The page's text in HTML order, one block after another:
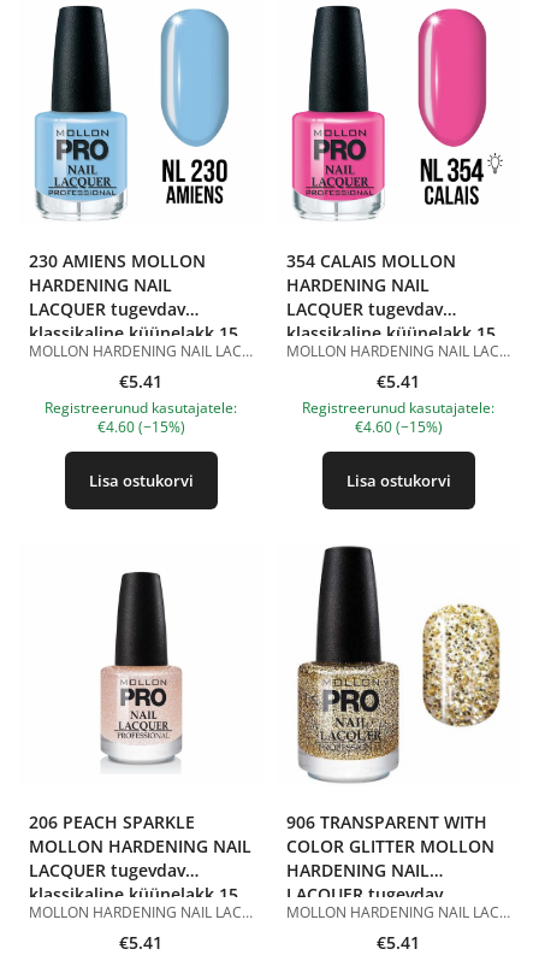
230 AMIENS MOLLON
HARDENING NAIL
LACQUER tugevdav
klassikaline küünelakk 15
ml
MOLLON HARDENING NAIL LACQUER 230 AMIENS 15 ml on tugevdav klassikaline küünelakk õrnas sinises toonis. Toon 230 Amiens on pehme pastellsinine värv läikiva viimistlusega. See näeb välja värske, korrektne ja õhuline, rõhutab kaunilt küünte kuju ning sobib kevad-suviseks maniküüriks, õrnaks välimuseks, igapäevaseks katteks ja aktsentküünteks. Hardening Nail Lacquer koostis sisaldab tugevdavat komponenti ja sobib klassikaliseks maniküüriks. Lakk kantakse peale ühtlaselt, kuivab õhu käes ja ei vaja UV/LED-lampi. Parema püsivuse saavutamiseks on soovitatav kasutada seda koos klassikalise küünelaki aluslaki ja pealislakiga. Eelised: tugevdav klassikaline küünelakk; õrn pastellsinine toon; läikiv viimistlus; aitab tugevdada naturaalseid küüsi; kantakse peale ühtlaselt; kuivab õhu käes; ei vaja UV/LED-lampi; sobib koduseks ja professionaalseks maniküüriks. Kasutamine: Kandke aluslakk puhtale ja kuivale küüneplaadile. Seejärel kandke peale 1–2 kihti MOLLON HARDENING NAIL LACQUER 230 AMIENS, lastes igal kihil õhu käes kuivada. Parema püsivuse saavutamiseks viimistlege maniküür klassikalise küünelaki pealislakiga. Maht: 15 ml. Tootepildid on illustratiivsed. Küsimuste korral ootame alati Sinu meili nanatallinn@gmail.com
€5.41
Registreerunud kasutajatele:
€4.60 (−15%)
Lisa ostukorvi
354 CALAIS MOLLON
HARDENING NAIL
LACQUER tugevdav
klassikaline küünelakk 15
ml
MOLLON HARDENING NAIL LACQUER 354 CALAIS 15 ml on tugevdav klassikaline küünelakk erksas roosas toonis. Toon 354 Calais on rikkalik roosa värv läikiva viimistlusega. See näeb välja värske, naiselik ja väljendusrikas, rõhutab kaunilt küünte kuju ning sobib suviseks maniküüriks, erksaks igapäevaseks välimuseks, pidulikuks küünedisainiks ja aktsentküünteks. Hardening Nail Lacquer koostis sisaldab tugevdavat komponenti ja sobib klassikaliseks maniküüriks. Lakk kantakse peale ühtlaselt, kuivab õhu käes ja ei vaja UV/LED-lampi. Parema püsivuse saavutamiseks on soovitatav kasutada seda koos klassikalise küünelaki aluslaki ja pealislakiga. Eelised: tugevdav klassikaline küünelakk; erk roosa toon; läikiv viimistlus; aitab tugevdada naturaalseid küüsi; kantakse peale ühtlaselt; kuivab õhu käes; ei vaja UV/LED-lampi; sobib koduseks ja professionaalseks maniküüriks. Kasutamine: Kandke aluslakk puhtale ja kuivale küüneplaadile. Seejärel kandke peale 1–2 kihti MOLLON HARDENING NAIL LACQUER 354 CALAIS, lastes igal kihil õhu käes kuivada. Parema püsivuse saavutamiseks viimistlege maniküür klassikalise küünelaki pealislakiga. Maht: 15 ml. Tootepildid on illustratiivsed. Küsimuste korral ootame alati Sinu meili nanatallinn@gmail.com
€5.41
Registreerunud kasutajatele:
€4.60 (−15%)
Lisa ostukorvi
206 PEACH SPARKLE
MOLLON HARDENING NAIL
LACQUER tugevdav
klassikaline küünelakk 15
ml
MOLLON HARDENING NAIL LACQUER 206 PEACH SPARKLE 15 ml on tugevdav klassikaline küünelakk õrnas virsikutoonis särava efektiga. Toon 206 Peach Sparkle on pehme poolläbipaistev virsiku-roosa värv peente sädelevate osakestega. See näeb välja õrn, värske ja elegantne, rõhutab kaunilt küünte loomulikku ilu ning annab maniküürile delikaatse sära. Sobib igapäevaseks, pruut-, romantiliseks ja nude-maniküüriks ning kerge särava viimistluse loomiseks. Hardening Nail Lacquer koostis sisaldab tugevdavat komponenti ja sobib klassikaliseks maniküüriks. Lakk kantakse peale ühtlaselt, kuivab õhu käes ja ei vaja UV/LED-lampi. Parema püsivuse saavutamiseks on soovitatav kasutada seda koos klassikalise küünelaki aluslaki ja pealislakiga. Eelised: tugevdav klassikaline küünelakk; õrn virsiku-roosa toon; poolläbipaistev särav kate; peened sädelevad osakesed; rõhutab küünte loomulikku ilu; aitab tugevdada naturaalseid küüsi; kantakse peale ühtlaselt; kuivab õhu käes; ei vaja UV/LED-lampi; sobib koduseks ja professionaalseks maniküüriks. Kasutamine: Kandke aluslakk puhtale ja kuivale küüneplaadile. Seejärel kandke peale 1–2 kihti MOLLON HARDENING NAIL LACQUER 206 PEACH SPARKLE, lastes igal kihil õhu käes kuivada. Parema püsivuse saavutamiseks viimistlege maniküür klassikalise küünelaki pealislakiga. Maht: 15 ml. Tootepildid on illustratiivsed. Küsimuste korral ootame alati Sinu meili nanatallinn@gmail.com
€5.41
906 TRANSPARENT WITH
COLOR GLITTER MOLLON
HARDENING NAIL
LACQUER tugevdav
klassikaline küünelakk 15 MOLLON HARDENING NAIL LACQUER 906 TRANSPARENT WITH COLOR GLITTER 15 ml on tugevdav klassikaline küünelakk läbipaistva aluse ja värviliste sädelevate osakestega. Toon 906 Transparent with Color Glitter on läbipaistev kate kuldsete ja mitmevärviliste eri suuruses glitter-osakestega. Lakk helgib küüntel kaunilt, loob efektse särava aktsendi ning sobib nii iseseisvaks pidulikuks maniküüriks kui ka teiste toonide peale kandmiseks. Hardening Nail Lacquer koostis sisaldab tugevdavat komponenti ja sobib klassikaliseks maniküüriks. Lakk kantakse peale ühtlaselt, kuivab õhu käes ja ei vaja UV/LED-lampi. Parema püsivuse saavutamiseks on soovitatav kasutada seda koos klassikalise küünelaki aluslaki ja pealislakiga. Eelised: tugevdav klassikaline küünelakk; läbipaistev alus värvilise glitteriga; kuldsed ja mitmevärvilised sädelevad osakesed; loob särava dekoratiivse efekti; sobib aktsentküünteks ja pidulikuks maniküüriks; võib kanda teiste toonide peale; aitab tugevdada naturaalseid küüsi; kuivab õhu käes; ei vaja UV/LED-lampi; sobib koduseks ja professionaalseks maniküüriks. Kasutamine: Kandke aluslakk puhtale ja kuivale küüneplaadile. Seejärel kandke peale 1–2 kihti MOLLON HARDENING NAIL LACQUER 906 TRANSPARENT WITH COLOR GLITTER, lastes igal kihil õhu käes kuivada. Väljendusrikkama efekti saavutamiseks võib lakki kanda värvilise küünelaki peale. Parema püsivuse saavutamiseks viimistlege maniküür klassikalise küünelaki pealislakiga. Maht: 15 ml. Tootepildid on illustratiivsed. Küsimuste korral ootame alati Sinu meili nanatallinn@gmail.com
€5.41